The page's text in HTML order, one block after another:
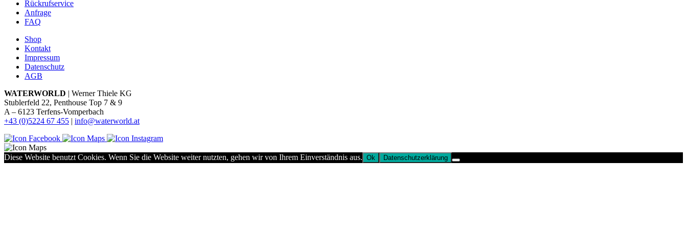
Rückrufservice
Anfrage
FAQ
Shop
Kontakt
Impressum
Datenschutz
AGB
WATERWORLD | Werner Thiele KG
Stublerfeld 22, Penthouse Top 7 & 9
A – 6123 Terfens-Vomperbach
+43 (0)5224 67 455 | info@waterworld.at
Diese Website benutzt Cookies. Wenn Sie die Website weiter nutzten, gehen wir von Ihrem Einverständnis aus. Ok Datenschutzerklärung